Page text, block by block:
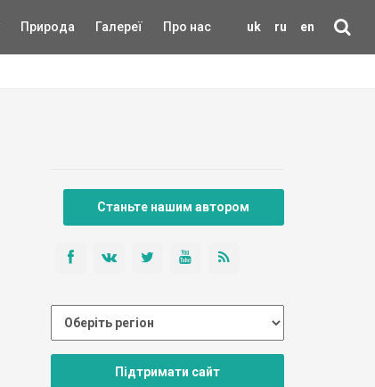
uk ru en
Природа Галереї Про нас
Станьте нашим автором
Підтримати сайт